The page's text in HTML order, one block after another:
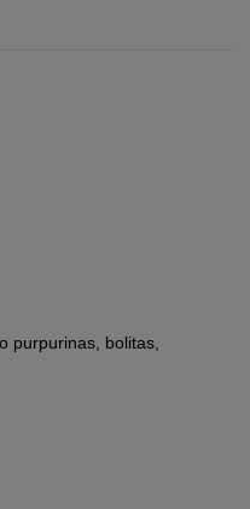
purpurinas, bolitas,